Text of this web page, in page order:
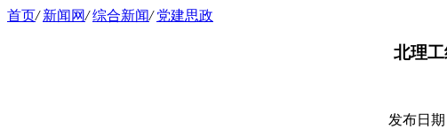
首页/ 新闻网/ 综合新闻/ 党建思政
北理
发布日期